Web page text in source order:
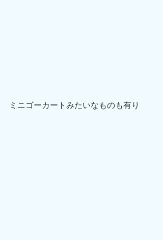
ミニゴーカートみたいなものも有り